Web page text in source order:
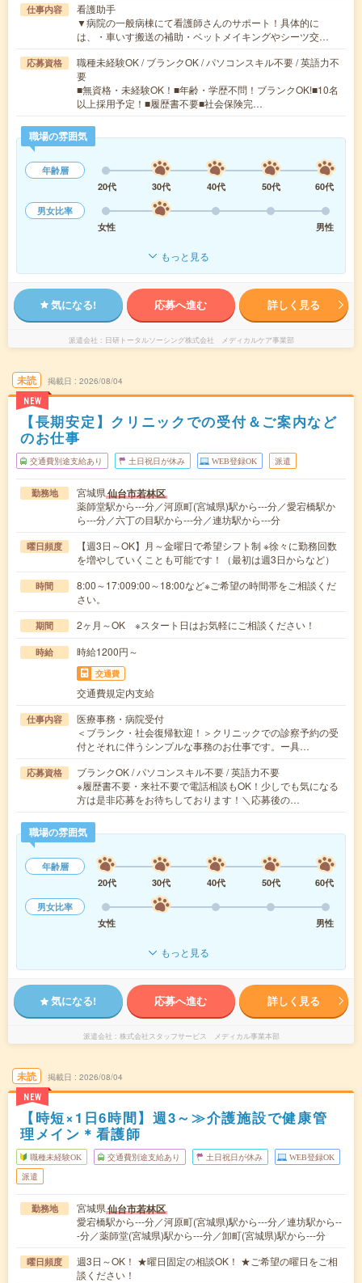
仕事内容
看護助手
▼病院の一般病棟にて看護師さんのサポート！具体的に
は、・車いす搬送の補助・ベットメイキングやシーツ交…
応募資格
職種未経験OK / ブランクOK / パソコンスキル不要 / 英語力不
要
■無資格・未経験OK！■年齢・学歴不問！ブランクOK!■10名
以上採用予定！■履歴書不要■社会保険完…
職場の雰囲気
年齢層
20代
30代 40代 50代
60代
男女比率
女性
男性
もっと見る
気になる! 応募へ進む 詳しく見る
派遣会社 日研トータルソーシング株式会社 メディカルケア事業部
未読
NEW
掲載日 2026/08/04
【長期安定】クリニックでの受付＆ご案内など
のお仕事
交通費別途支給あり 土日祝日が休み WEB登録OK 派遣
勤務地 宮城県仙台市若林区
薬師堂駅から---分／河原町(宮城県)駅から---分／愛宕橋駅か
ら---分／六丁の目駅から---分／連坊駅から---分
曜日頻度
【週3日～OK】月～金曜日で希望シフト制 ※徐々に勤務回数
を増やしていくことも可能です！（最初は週3日からなど）
時間
8:00～17:009:00～18:00など※ご希望の時間帯をご相談くだ
さい。
期間 2ヶ月～OK ※スタート日はお気軽にご相談ください！
時給 時給1200円～
交通費
交通費規定内支給
仕事内容
医療事務・病院受付
＜ブランク・社会復帰歓迎！＞クリニックでの診察予約の受
付とそれに伴うシンプルな事務のお仕事です。ー具…
応募資格
ブランクOK / パソコンスキル不要 / 英語力不要
※履歴書不要・来社不要で電話相談もOK！少しでも気になる
方は是非応募をお待ちしております！＼応募後の…
職場の雰囲気
年齢層
20代
30代 40代 50代
60代
男女比率
女性
男性
もっと見る
気になる! 応募へ進む 詳しく見る
派遣会社 株式会社スタッフサービス メディカル事業本部
未読
NEW
掲載日 2026/08/04
【時短×1日6時間】週3～≫介護施設で健康管
理メイン＊看護師
職種未経験OK 交通費別途支給あり 土日祝日が休み WEB登録OK
派遣
勤務地 宮城県仙台市若林区
愛宕橋駅から---分／河原町(宮城県)駅から---分／連坊駅から--
-分／薬師堂(宮城県)駅から---分／卸町(宮城県)駅から---分
曜日頻度
週3日～OK！ ★曜日固定の相談OK！ ★ご希望の曜日をご相
談ください！